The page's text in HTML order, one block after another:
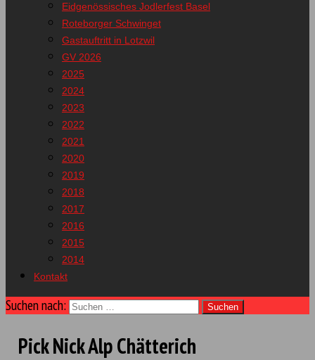
Eidgenössisches Jodlerfest Basel
Roteborger Schwinget
Gastauftritt in Lotzwil
GV 2026
2025
2024
2023
2022
2021
2020
2019
2018
2017
2016
2015
2014
Kontakt
Suchen nach:
Pick Nick Alp Chätterich